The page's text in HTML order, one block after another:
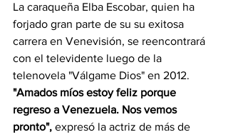
La caraqueña Elba Escobar, quien ha
forjado gran parte de su su exitosa
carrera en Venevisión, se reencontrará
con el televidente luego de la
telenovela "Válgame Dios" en 2012.
"Amados míos estoy feliz porque
regreso a Venezuela. Nos vemos
pronto", expresó la actriz de más de